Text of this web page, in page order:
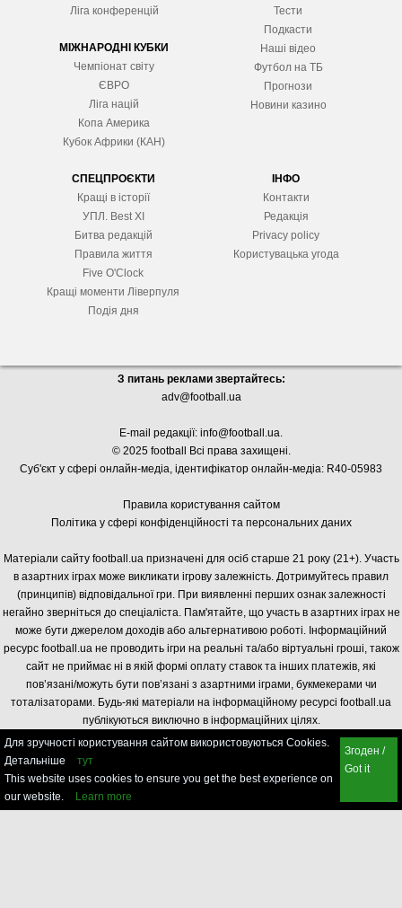
Ліга конференцій
МІЖНАРОДНІ КУБКИ
Чемпіонат світу
ЄВРО
Ліга націй
Копа Америка
Кубок Африки (КАН)
Тести
Подкасти
Наші відео
Футбол на ТБ
Прогнози
Новини казино
СПЕЦПРОЄКТИ
Кращі в історії
УПЛ. Best XІ
Битва редакцій
Правила життя
Five O'Clock
Кращі моменти Ліверпуля
Подія дня
ІНФО
Контакти
Редакція
Privacy policy
Користувацька угода
З питань реклами звертайтесь:
adv@football.ua
E-mail редакції: info@football.ua.
© 2025 football Всі права захищені.
Суб'єкт у сфері онлайн-медіа, ідентифікатор онлайн-медіа: R40-05983
Правила користування сайтом
Політика у сфері конфіденційності та персональних даних
Матеріали сайту football.ua призначені для осіб старше 21 року (21+). Участь
в азартних іграх може викликати ігрову залежність. Дотримуйтесь правил
(принципів) відповідальної гри. При виявленні перших ознак залежності
негайно зверніться до спеціаліста. Пам'ятайте, що участь в азартних іграх не
може бути джерелом доходів або альтернативою роботі. Інформаційний
ресурс football.ua не проводить ігри на реальні та/або віртуальні гроші, також
сайт не приймає ні в якій формі оплату ставок та інших платежів, які
пов’язані/можуть бути пов’язані з азартними іграми, букмекерами чи
тоталізаторами. Будь-які матеріали на інформаційному ресурсі football.ua
публікуються виключно в інформаційних цілях.
Для зручності користування сайтом використовуються Cookies.
Детальніше
тут
This website uses cookies to ensure you get the best experience on
our website.
Learn more
Згоден /
Got it